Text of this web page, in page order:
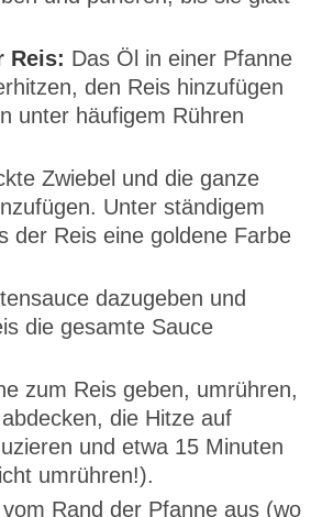
Reis: Das Öl in einer Pfanne
den Reis hinzufügen
unter häufigem Rühren
Zwiebel und die ganze
Unter ständigem
der Reis eine goldene Farbe
dazugeben und
die gesamte Sauce
zum Reis geben, umrühren,
die Hitze auf
und etwa 15 Minuten
umrühren!).
Rand der Pfanne aus (wo